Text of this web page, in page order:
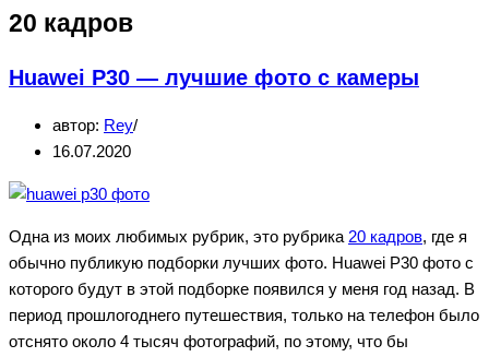
20 кадров
Huawei P30 — лучшие фото с камеры
автор: Rey
16.07.2020
Одна из моих любимых рубрик, это рубрика20 кадров, где я
обычно публикую подборки лучших фото. Huawei P30 фото с
которого будут в этой подборке появился у меня год назад. В
период прошлогоднего путешествия, только на телефон было
отснято около 4 тысяч фотографий, по этому, что бы